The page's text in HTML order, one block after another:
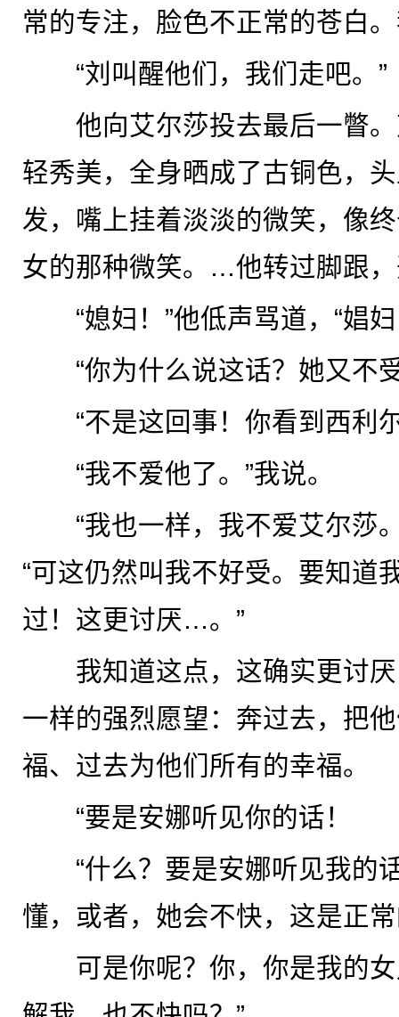
常的专注，脸色不正常的苍白
“刘叫醒他们，我们走吧。”
他向艾尔莎投去最后一瞥。
轻秀美，全身晒成了古铜色，
发，嘴上挂着淡淡的微笑，像
女的那种微笑。…他转过脚跟
“媳妇！”他低声骂道，“娼妇
“你为什么说这话？她又不
“不是这回事！你看到西利
“我不爱他了。”我说。
“我也一样，我不爱艾尔莎
“可这仍然叫我不好受。要知
过！这更讨厌…。”
我知道这点，这确实更讨厌
一样的强烈愿望：奔过去，把
福、过去为他们所有的幸福。
“要是安娜听见你的话！
“什么？要是安娜听见我的
懂，或者，她会不快，这是正
可是你呢？你，你是我的女